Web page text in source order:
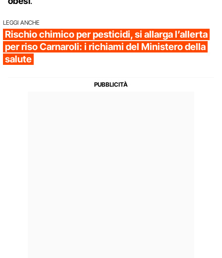
LEGGI ANCHE
Rischio chimico per pesticidi, si allarga l’allerta
per riso Carnaroli: i richiami del Ministero della
salute